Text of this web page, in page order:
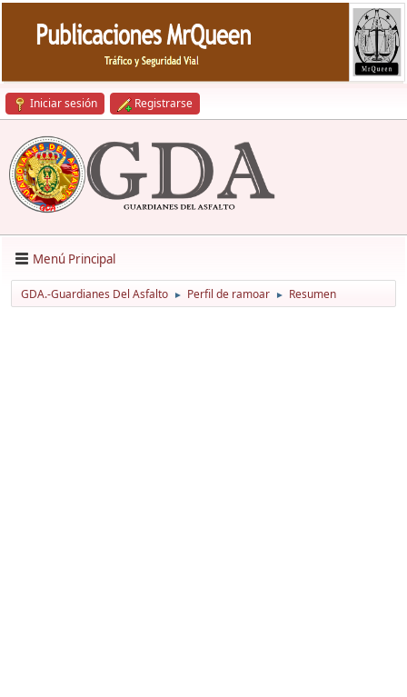
Iniciar sesión Registrarse
Menú Principal
GDA.-Guardianes Del Asfalto ► Perfil de ramoar ► Resumen